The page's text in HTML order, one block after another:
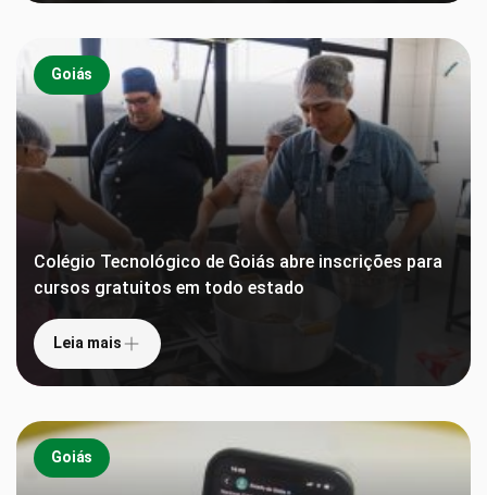
Goiás
Colégio Tecnológico de Goiás abre inscrições para
cursos gratuitos em todo estado
Leia mais
Goiás